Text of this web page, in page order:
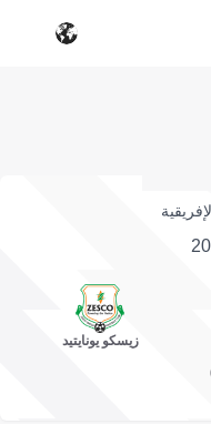
زيسكو يونايتيد